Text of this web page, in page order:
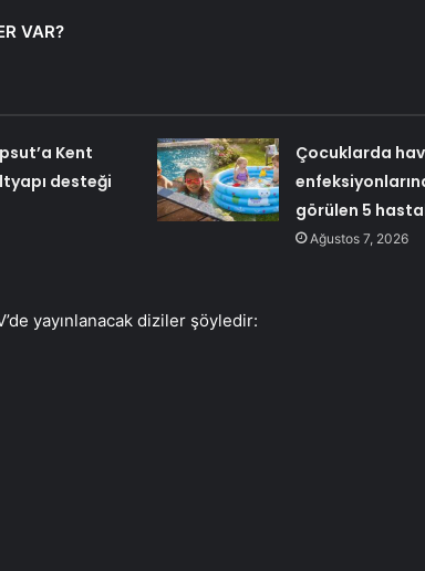
VAR?
Kent
desteği
Çocuklarda
görülen 5
Ağustos 7, 2026
yayınlanacak diziler şöyledir: